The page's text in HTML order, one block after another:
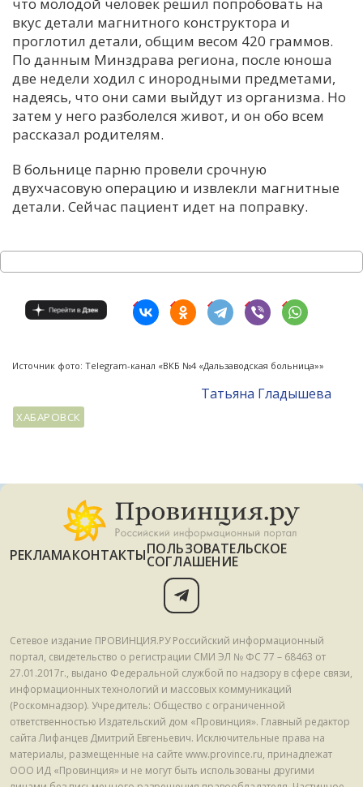
Н
Я
вкус детали магнитного конструктора и
проглотил детали, общим весом 420 граммов.
По данным Минздрава региона, после юноша
две недели ходил с инородными предметами,
надеясь, что они сами выйдут из организма. Но
затем у него разболелся живот, и он обо всем
рассказал родителям.
В больнице парню провели срочную
двухчасовую операцию и извлекли магнитные
детали. Сейчас пациент идет на поправку.
Источник фото: Telegram-канал «ВКБ №4 «Дальзаводская больница»»
Татьяна Гладышева
ХАБАРОВСК
РЕКЛАМАКОНТАКТЫПОЛЬЗОВАТЕЛЬСКОЕ
СОГЛАШЕНИЕ
Сетевое издание ПРОВИНЦИЯ.РУ Российский информационный
портал, свидетельство о регистрации СМИ ЭЛ № ФС 77 – 68463 от
27.01.2017г., выдано Федеральной службой по надзору в сфере связи,
информационных технологий и массовых коммуникаций
(Роскомнадзор). Учредитель: Общество с ограниченной
ответственностью Издательский дом «Провинция». Главный редактор
сайта Лифанцев Дмитрий Евгеньевич. Исключительные права на
материалы, размещенные на сайте www.province.ru, принадлежат
ООО ИД «Провинция» и не могут быть использованы другими